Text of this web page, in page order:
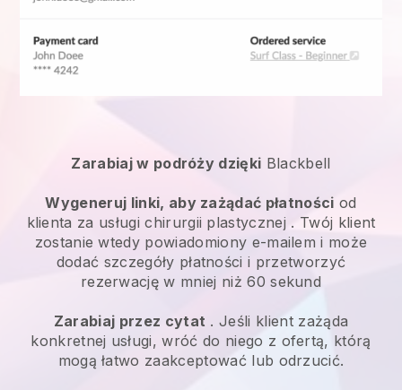
Zarabiaj w podróży dzięki Blackbell
Wygeneruj linki, aby zażądać płatności od
klienta za usługi chirurgii plastycznej . Twój klient
zostanie wtedy powiadomiony e-mailem i może
dodać szczegóły płatności i przetworzyć
rezerwację w mniej niż 60 sekund
Zarabiaj przez cytat . Jeśli klient zażąda
konkretnej usługi, wróć do niego z ofertą, którą
mogą łatwo zaakceptować lub odrzucić.